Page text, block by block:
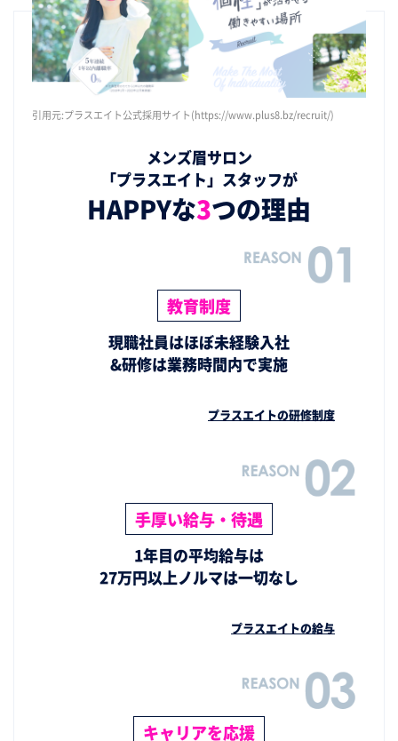
メンズ眉サロン
「プラスエイト」スタッフが
HAPPYな3つの理由
引用元:プラスエイト公式採用サイト(https://www.plus8.bz/recruit/)
教育制度
現職社員はほぼ未経験入社
&研修は業務時間内で実施
プラスエイトの研修制度
手厚い給与・待遇
1年目の平均給与は
27万円以上ノルマは一切なし
プラスエイトの給与
キャリアを応援